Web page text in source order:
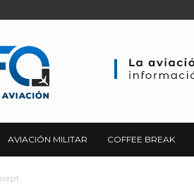
AVIACIÓN MILITAR COFFEE BREAK